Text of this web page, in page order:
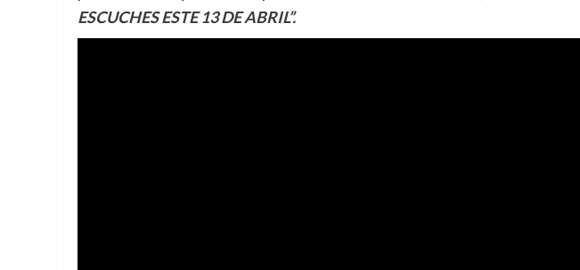
ESCUCHES ESTE 13 DE ABRIL”.